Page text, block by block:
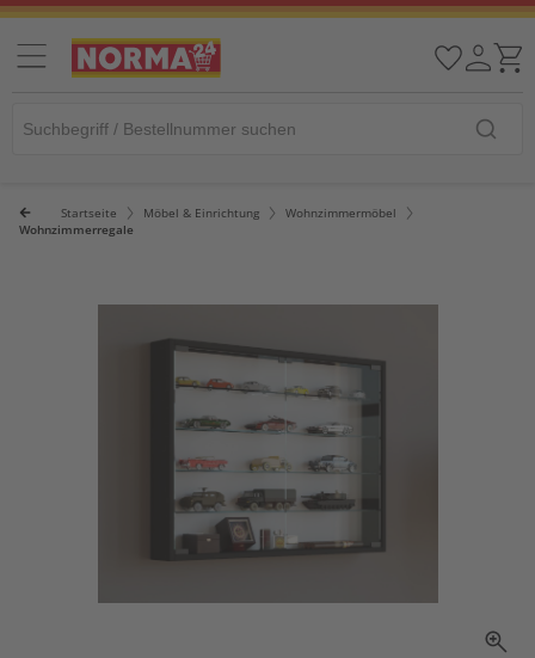
Startseite Möbel & Einrichtung
Wohnzimmermöbel
Wohnzimmerregale